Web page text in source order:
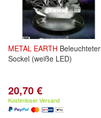
METAL EARTH Beleuchteter
Sockel (weiße LED)
20,70 €
Kostenloser Versand